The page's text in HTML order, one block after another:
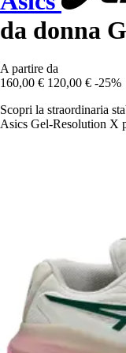
da donna
A partire da
160,00 € 120,00 € -25%
Scopri la straordinaria
Asics Gel-Resolution X